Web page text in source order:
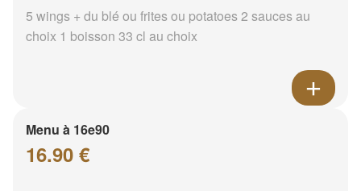
5 wings + du blé ou frites ou potatoes 2 sauces au
choix 1 boisson 33 cl au choix
Menu à 16e90
16.90 €